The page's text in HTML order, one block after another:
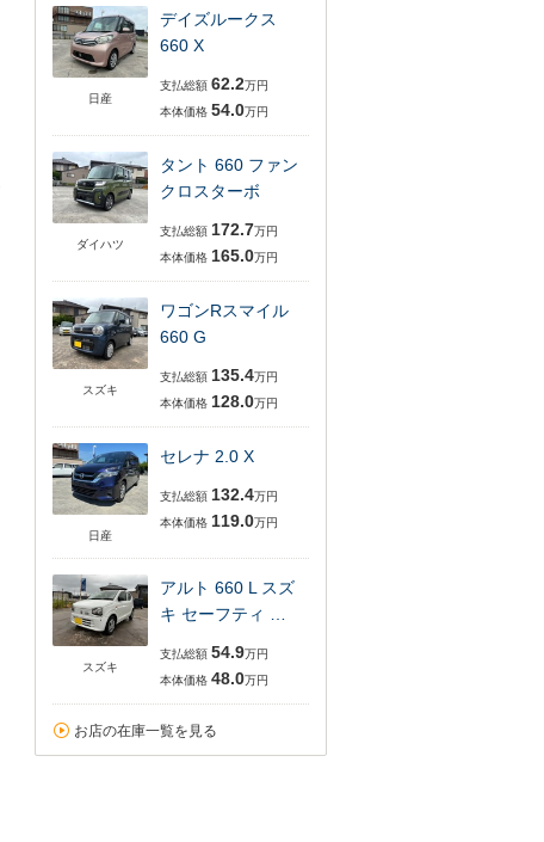
日産
デイズルークス
660 X
支払総額 62.2万円
本体価格 54.0万円
ダイハツ
タント 660 ファン
クロスターボ
支払総額 172.7万円
本体価格 165.0万円
スズキ
ワゴンRスマイル
660 G
支払総額 135.4万円
本体価格 128.0万円
日産
セレナ 2.0 X
支払総額 132.4万円
本体価格 119.0万円
スズキ
アルト 660 L スズ
キ セーフティ …
支払総額 54.9万円
本体価格 48.0万円
お店の在庫一覧を見る